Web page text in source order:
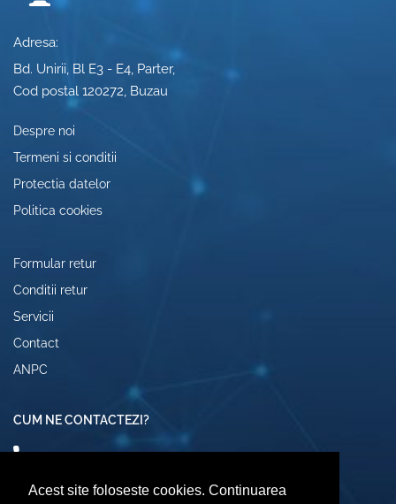
Acest site foloseste cookies. Continuarea
Adresa:
Bd. Unirii, Bl E3 - E4, Parter,
Cod postal 120272, Buzau
Despre noi
Termeni si conditii
Protectia datelor
Politica cookies
Formular retur
Conditii retur
Servicii
Contact
ANPC
CUM NE CONTACTEZI?
0742072474
comenzi@computerescu.ro